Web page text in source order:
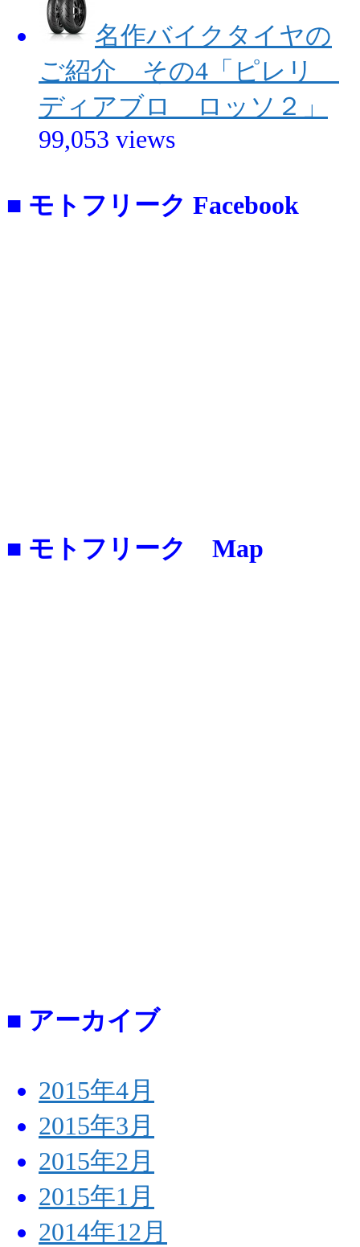
名作バイクタイヤの
ご紹介 その4「ピレリ
ディアブロ ロッソ２」
99,053 views
■ モトフリーク Facebook
■ モトフリーク Map
■ アーカイブ
2015年4月
2015年3月
2015年2月
2015年1月
2014年12月